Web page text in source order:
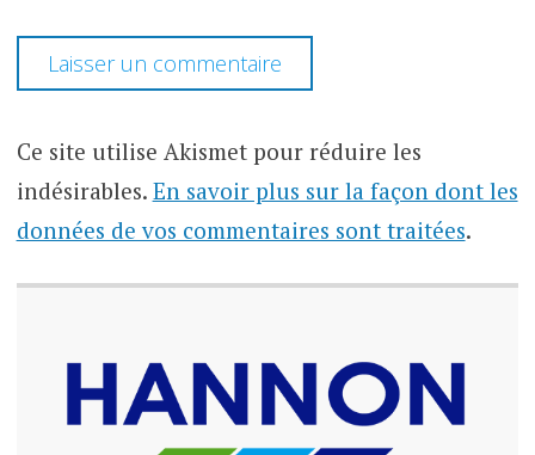
Ce site utilise Akismet pour réduire les
indésirables. En savoir plus sur la façon dont les
données de vos commentaires sont traitées.